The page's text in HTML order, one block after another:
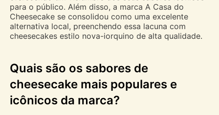
para o público. Além disso, a marca A Casa do
Cheesecake se consolidou como uma excelente
alternativa local, preenchendo essa lacuna com
cheesecakes estilo nova-iorquino de alta qualidade.
Quais são os sabores de
cheesecake mais populares e
icônicos da marca?